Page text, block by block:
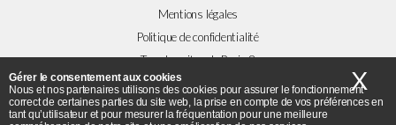
Mentions légales
Politique de confidentialité
Tous les sites de Paris 8
Plans et accès
Gérer le consentement aux cookies
Nous et nos partenaires utilisons des cookies pour assurer le fonctionnement
correct de certaines parties du site web, la prise en compte de vos préférences en
tant qu’utilisateur et pour mesurer la fréquentation pour une meilleure
X